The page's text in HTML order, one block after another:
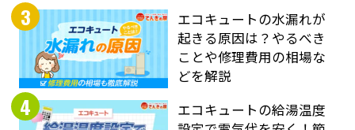
3
エコキュートの水漏れが
起きる原因は？やるべき
ことや修理費用の相場な
どを解説
4
エコキュートの給湯温度